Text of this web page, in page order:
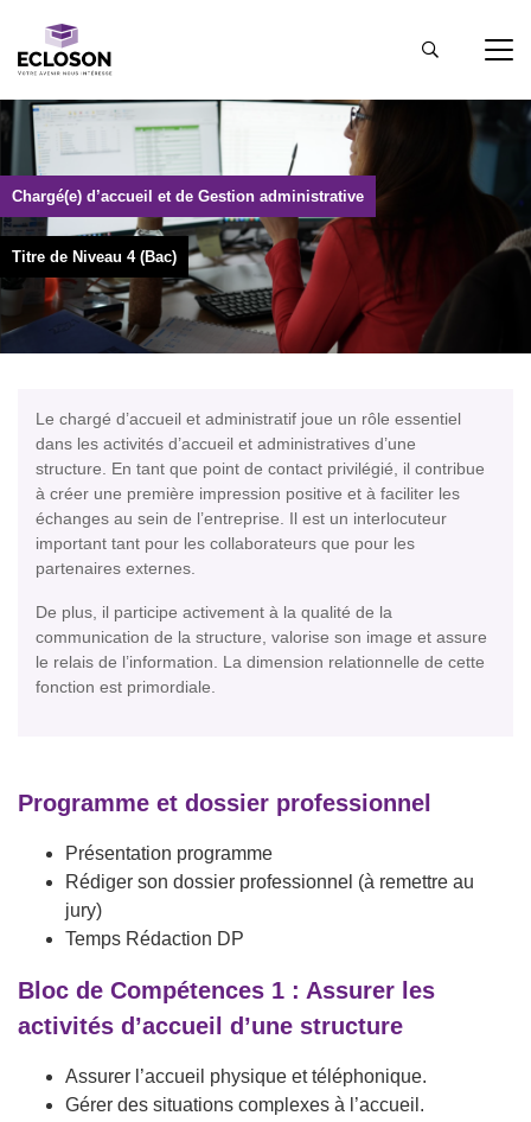
Chargé(e) d’accueil et de Gestion administrative
Titre de Niveau 4 (Bac)
Le chargé d’accueil et administratif joue un rôle essentiel
dans les activités d’accueil et administratives d’une
structure. En tant que point de contact privilégié, il contribue
à créer une première impression positive et à faciliter les
échanges au sein de l’entreprise. Il est un interlocuteur
important tant pour les collaborateurs que pour les
partenaires externes.
De plus, il participe activement à la qualité de la
communication de la structure, valorise son image et assure
le relais de l’information. La dimension relationnelle de cette
fonction est primordiale.
Programme et dossier professionnel
Présentation programme
Rédiger son dossier professionnel (à remettre au
jury)
Temps Rédaction DP
Bloc de Compétences 1 : Assurer les
activités d’accueil d’une structure
Assurer l’accueil physique et téléphonique.
Gérer des situations complexes à l’accueil.